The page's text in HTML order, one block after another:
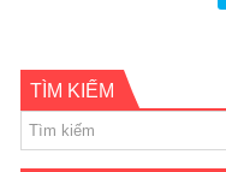
TÌM KIẾM